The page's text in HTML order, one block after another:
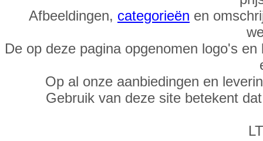
Afbeeldingen, categorieën en
De op deze pagina opgenomen logo's
Op al onze aanbiedingen en
Gebruik van deze site betekent